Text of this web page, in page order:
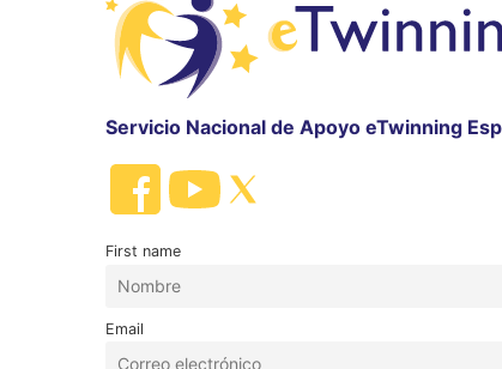
Servicio Nacional de Apoyo eTwinning
First name
Email